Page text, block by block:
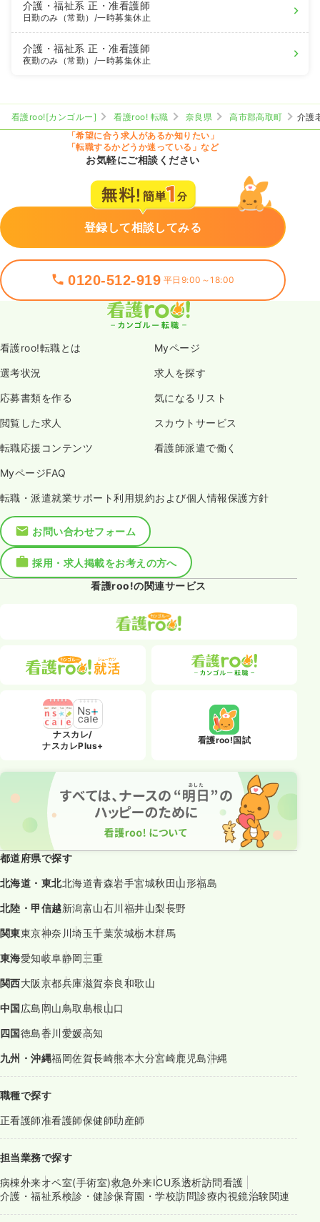
介護・福祉系正・准看護師
日勤のみ（常勤） /一時募集休止
介護・福祉系正・准看護師
夜勤のみ（常勤） /一時募集休止
看護roo![カンゴルー] 看護roo! 転職 奈良県 高市郡高取町
介護
「希望に合う求人があるか知りたい」
「転職するかどうか迷っている」など
お気軽にご相談ください
登録して相談してみる
0120-512-919 平日9:00～18:00
看護roo!転職とは Myページ
選考状況 求人を探す
応募書類を作る 気になるリスト
閲覧した求人 スカウトサービス
転職応援コンテンツ 看護師派遣で働く
MyページFAQ
転職・派遣就業サポート利用規約および個人情報保護方針
お問い合わせフォーム
採用・求人掲載をお考えの方へ
看護roo!の関連サービス
ナスカレ/
ナスカレPlus+
看護roo!国試
都道府県で探す
北海道・東北北海道青森岩手宮城秋田山形福島
北陸・甲信越新潟富山石川福井山梨長野
関東東京神奈川埼玉千葉茨城栃木群馬
東海愛知岐阜静岡三重
関西大阪京都兵庫滋賀奈良和歌山
中国広島岡山鳥取島根山口
四国徳島香川愛媛高知
九州・沖縄福岡佐賀長崎熊本大分宮崎鹿児島沖縄
職種で探す
正看護師准看護師保健師助産師
担当業務で探す
病棟外来オペ室(手術室)救急外来ICU系透析訪問看護
介護・福祉系検診・健診保育園・学校訪問診療内視鏡治験関連